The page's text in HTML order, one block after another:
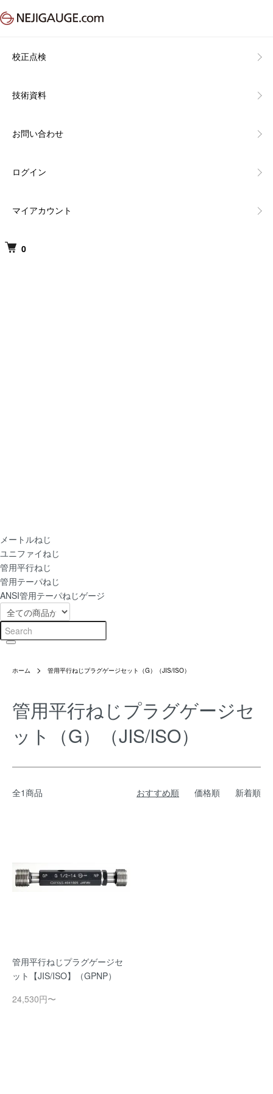
校正点検
技術資料
お問い合わせ
ログイン
マイアカウント
0
メートルねじ
ユニファイねじ
管用平行ねじ
管用テーパねじ
ANSI管用テーパねじゲージ
ホーム 管用平行ねじプラグゲージセット（G）（JIS/ISO）
管用平行ねじプラグゲージセ
ット（G）（JIS/ISO）
全1商品 おすすめ順 価格順 新着順
管用平行ねじプラグゲージセ
ット【JIS/ISO】（GPNP）
24,530円〜